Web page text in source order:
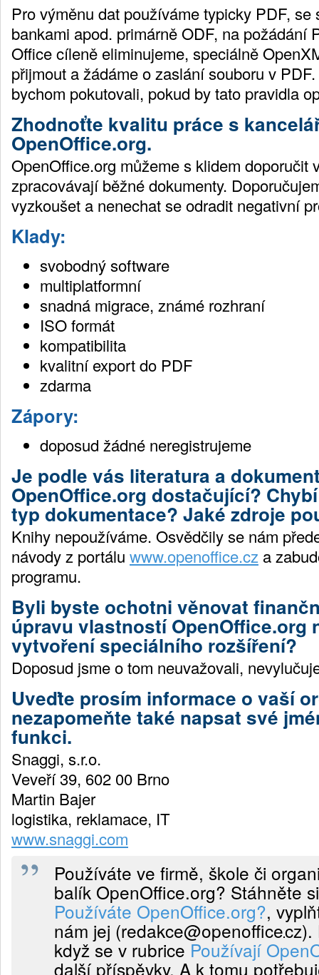
Pro výměnu dat používáme typicky PDF, se
bankami apod. primárně ODF, na požádání
Office cíleně eliminujeme, speciálně
přijmout a žádáme o zaslání souboru v
bychom pokutovali, pokud by tato pravidla
Zhodnoťte kvalitu práce s
OpenOffice.org.
OpenOffice.org můžeme s klidem doporučit
zpracovávají běžné dokumenty.
vyzkoušet a nenechat se odradit negativní
Klady:
svobodný software
multiplatformní
snadná migrace, známé rozhraní
ISO formát
kompatibilita
kvalitní export do PDF
zdarma
Zápory:
doposud žádné neregistrujeme
Je podle vás literatura a
OpenOffice.org dostačující?
typ dokumentace? Jaké zdroje
Knihy nepoužíváme. Osvědčily se nám
návody z portálu www.openoffice.cz a
programu.
Byli byste ochotni věnovat
úpravu vlastností OpenOffice.org
vytvoření speciálního rozšíření?
Doposud jsme o tom neuvažovali,
Uveďte prosím informace o vaší
nezapomeňte také napsat své
funkci.
Snaggi, s.r.o.
Veveří 39, 602 00 Brno
Martin Bajer
logistika, reklamace, IT
www.snaggi.com
Používáte ve firmě, škole či
balík OpenOffice.org? Stáhněte
Používáte OpenOffice.org?,
nám jej (redakce@openofficecz).
když se v rubrice Používají
další příspěvky. A k tomu